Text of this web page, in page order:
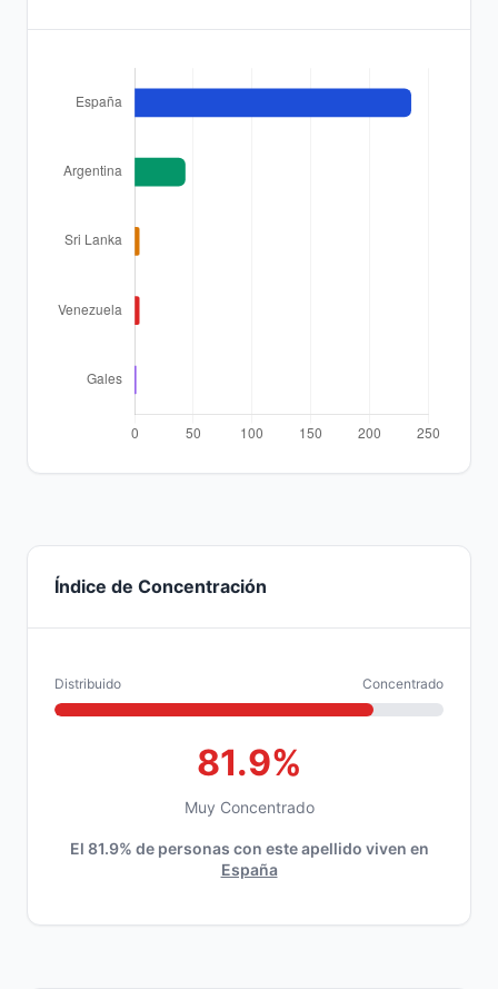
Índice de Concentración
Distribuido Concentrado
81.9%
Muy Concentrado
El 81.9% de personas con este apellido viven en
España